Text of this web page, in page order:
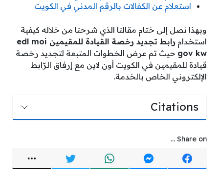
استعلام عن الكفالات بالرقم المدني في الكويت
وبهذا نصل إلى ختام مقالنا الذي شرحنا من خلاله كيفية
استخدام
رابط تجديد رخصة القيادة للمقيمين edl moi
gov kw حيث تم عرض الخطوات المتبعة لتجديد رخصة
قيادة للمقيمين في الكويت أون لاين مع إرفاق الرّابط
الإلكتروني الخاص بالخدمة.
Citations
Share on ...